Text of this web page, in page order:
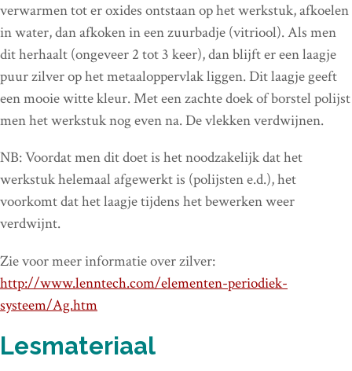
verwarmen tot er oxides ontstaan op het werkstuk, afkoelen
in water, dan afkoken in een zuurbadje (vitriool). Als men
dit herhaalt (ongeveer 2 tot 3 keer), dan blijft er een laagje
puur zilver op het metaaloppervlak liggen. Dit laagje geeft
een mooie witte kleur. Met een zachte doek of borstel polijst
men het werkstuk nog even na. De vlekken verdwijnen.
NB: Voordat men dit doet is het noodzakelijk dat het
werkstuk helemaal afgewerkt is (polijsten e.d.), het
voorkomt dat het laagje tijdens het bewerken weer
verdwijnt.
Zie voor meer informatie over zilver:
http://www.lenntech.com/elementen-periodiek-
systeem/Ag.htm
Lesmateriaal